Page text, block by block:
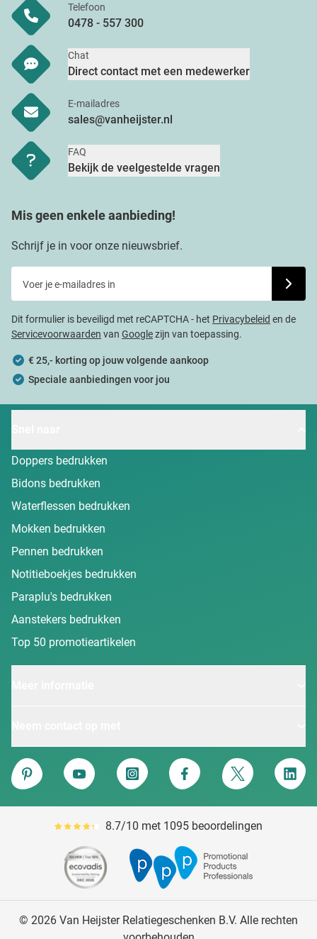
Telefoon
0478 - 557 300
Chat
Direct contact met een medewerker
E-mailadres
sales@vanheijster.nl
FAQ
Bekijk de veelgestelde vragen
Mis geen enkele aanbieding!
Schrijf je in voor onze nieuwsbrief.
Dit formulier is beveiligd met reCAPTCHA - het Privacybeleid en de
Servicevoorwaarden van Googlezijn van toepassing.
€ 25,- korting op jouw volgende aankoop
Speciale aanbiedingen voor jou
Doppers bedrukken
Bidons bedrukken
Waterflessen bedrukken
Mokken bedrukken
Pennen bedrukken
Notitieboekjes bedrukken
Paraplu's bedrukken
Aanstekers bedrukken
Top 50 promotieartikelen
Van Heijster
Pinterest
YouTube Instagram Facebook Twitter
Gemiddeld reviewpercentage is 87
8.7/10 met 1095 beoordelingen
© 2026 Van Heijster Relatiegeschenken B.V. Alle rechten